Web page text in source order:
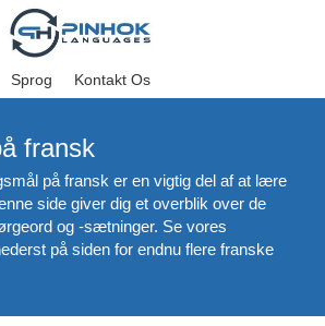
Sprog Kontakt Os
fransk
på fransk er en vigtig del af at lære
side giver dig et overblik over de
og -sætninger. Se vores
på siden for endnu flere franske